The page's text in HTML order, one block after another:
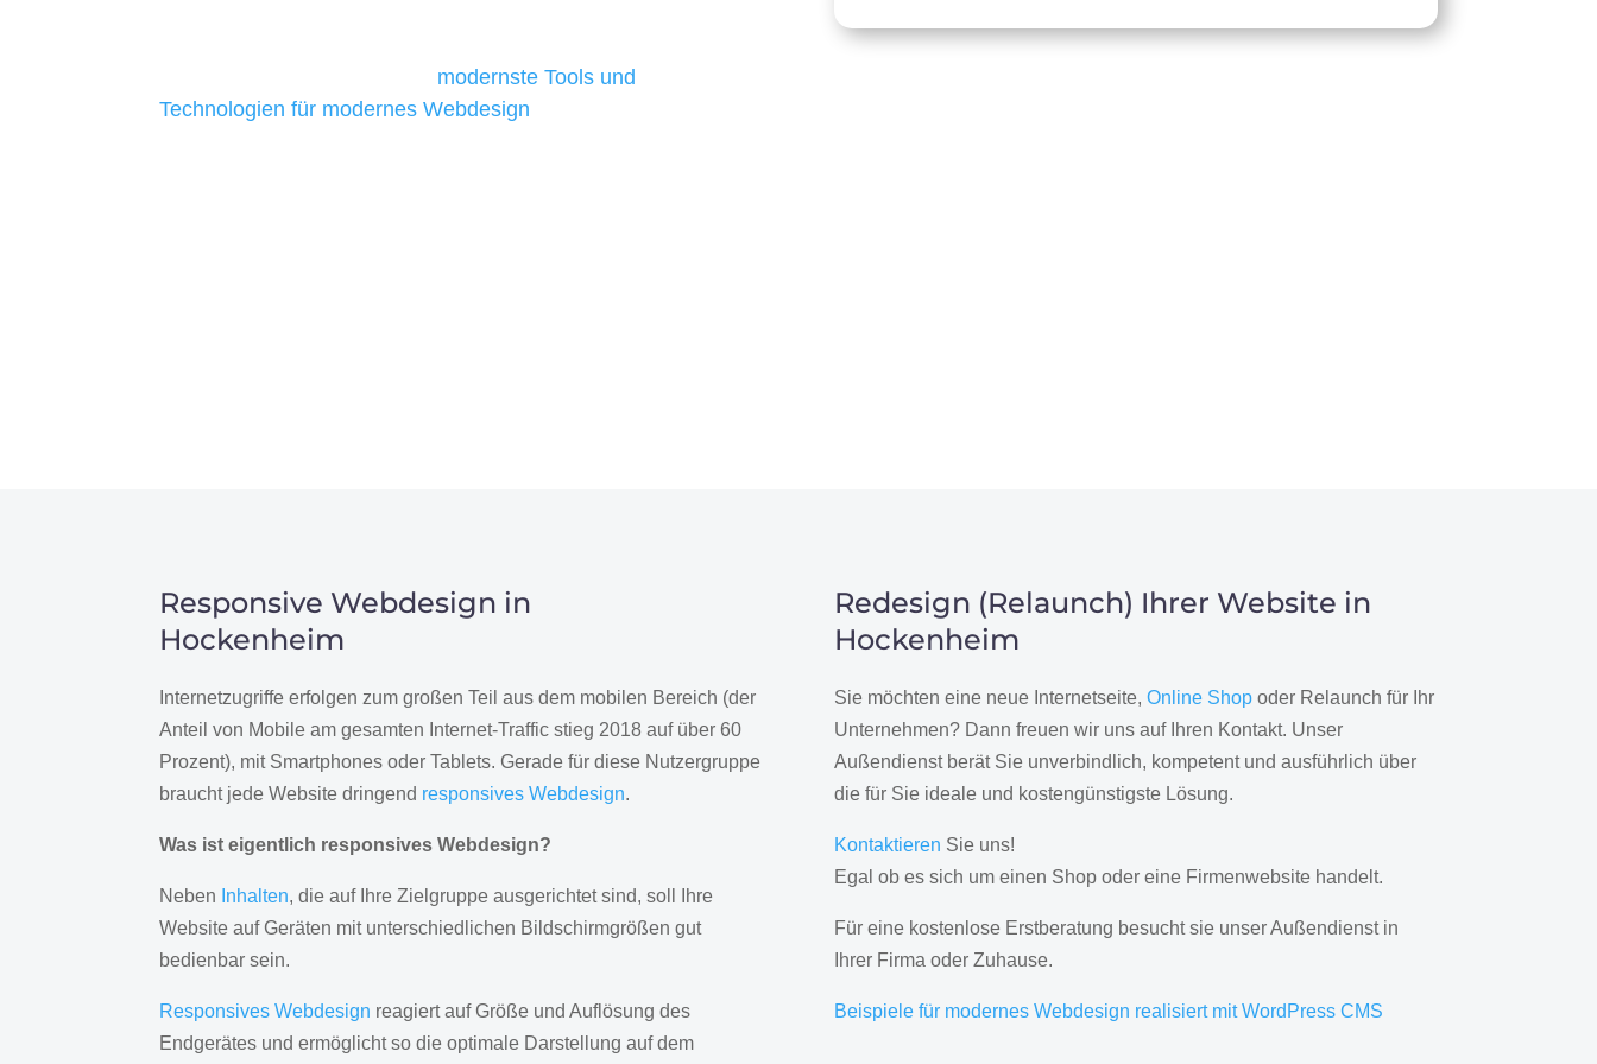
modernste Tools und
Technologien für modernes Webdesign
Responsive Webdesign in
Hockenheim
Internetzugriffe erfolgen zum großen Teil aus dem mobilen Bereich (der
Anteil von Mobile am gesamten Internet-Traffic stieg 2018 auf über 60
Prozent), mit Smartphones oder Tablets. Gerade für diese Nutzergruppe
braucht jede Website dringend responsives Webdesign.
Was ist eigentlich responsives Webdesign?
Neben Inhalten, die auf Ihre Zielgruppe ausgerichtet sind, soll Ihre
Website auf Geräten mit unterschiedlichen Bildschirmgrößen gut
bedienbar sein.
Responsives Webdesign reagiert auf Größe und Auflösung des
Endgerätes und ermöglicht so die optimale Darstellung auf dem
Redesign (Relaunch) Ihrer Website in
Hockenheim
Sie möchten eine neue Internetseite, Online Shopoder Relaunch für Ihr
Unternehmen? Dann freuen wir uns auf Ihren Kontakt. Unser
Außendienst berät Sie unverbindlich, kompetent und ausführlich über
die für Sie ideale und kostengünstigste Lösung.
Kontaktieren Sie uns!
Egal ob es sich um einen Shop oder eine Firmenwebsite handelt.
Für eine kostenlose Erstberatung besucht sie unser Außendienst in
Ihrer Firma oder Zuhause.
Beispiele für modernes Webdesign realisiert mit WordPress CMS